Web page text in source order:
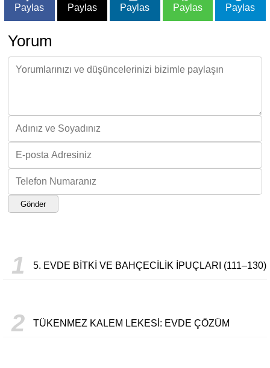
Paylas Paylas Paylas Paylas Paylas
Yorum
Gönder
1 5. EVDE BITKI VE BAHÇECILIK İPUÇLARI (111–130)
2 TÜKENMEZ KALEM LEKESI: EVDE ÇÖZÜM